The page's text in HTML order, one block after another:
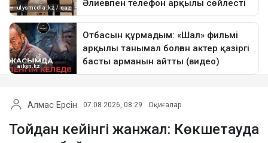
Алмас Ерсін 07.08.2026, 08:29 Оқиғалар
Тойдан кейінгі жанжал: Көкшетауда